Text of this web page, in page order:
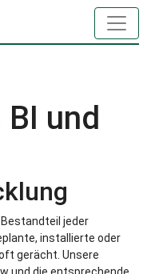
und
jeder
installierte oder
gerächt. Unsere